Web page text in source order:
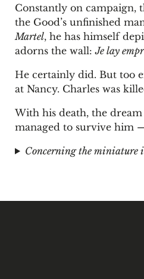
Constantly on campaign,
the Good’s unfinished
Martel, he has himself
adorns the wall:Je lay
He certainly did. But too
at Nancy. Charles was
With his death, the
managed to survive him
Concerning the miniature